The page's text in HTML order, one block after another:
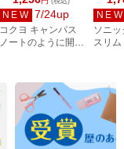
NEW 7/24up
コクヨ キャンパス
ノートのように開く
NEW
ソニ
スリ